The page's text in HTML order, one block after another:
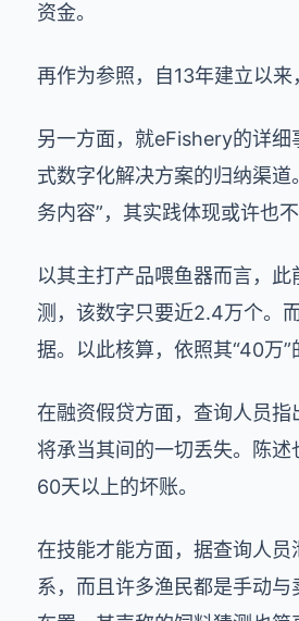
资金。
再作为参照，自13年建立以
另一方面，就eFishery的详
式数字化解决方案的归纳渠
务内容”，其实践体现或许也不
以其主打产品喂鱼器而言，
测，该数字只要近2.4万个。
据。以此核算，依照其“40万
在融资假贷方面，查询人员
将承当其间的一切丢失。陈
60天以上的坏账。
在技能才能方面，据查询人
系，而且许多渔民都是手动